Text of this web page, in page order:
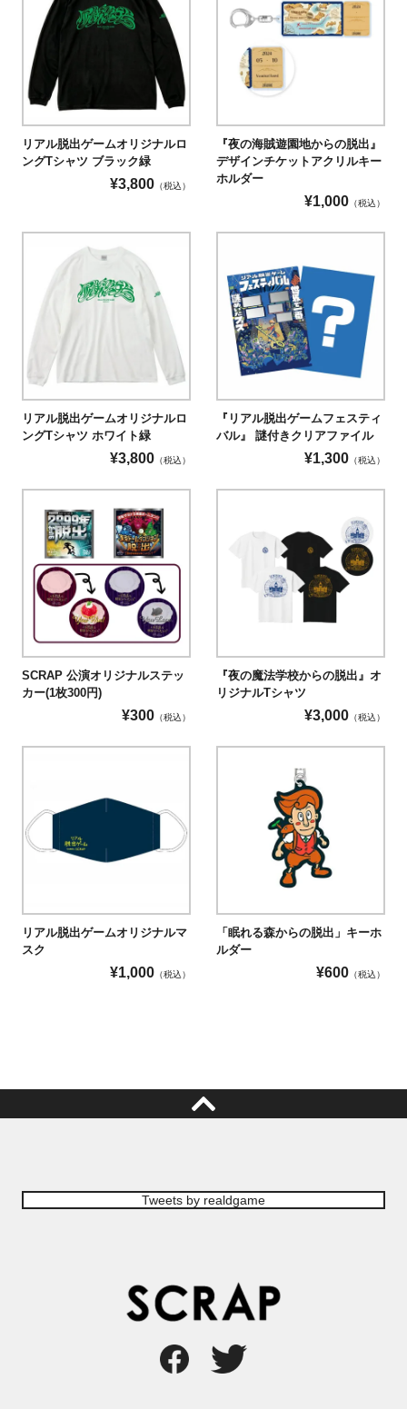
リアル脱出ゲームオリジナルロ
ングTシャツ ブラック緑
¥3,800 （税込）
『夜の海賊遊園地からの脱出』
デザインチケットアクリルキー
ホルダー
¥1,000 （税込）
リアル脱出ゲームオリジナルロ
ングTシャツ ホワイト緑
¥3,800 （税込）
『リアル脱出ゲームフェスティ
バル』 謎付きクリアファイル
¥1,300 （税込）
SCRAP 公演オリジナルステッ
カー(1枚300円)
¥300 （税込）
『夜の魔法学校からの脱出』オ
リジナルTシャツ
¥3,000 （税込）
リアル脱出ゲームオリジナルマ
スク
¥1,000 （税込）
「眠れる森からの脱出」キーホ
ルダー
¥600 （税込）
Tweets by realdgame